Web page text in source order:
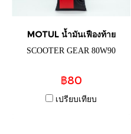
MOTUL น้ำมันเฟืองท้าย
SCOOTER GEAR 80W90
฿80
เปรียบเทียบ